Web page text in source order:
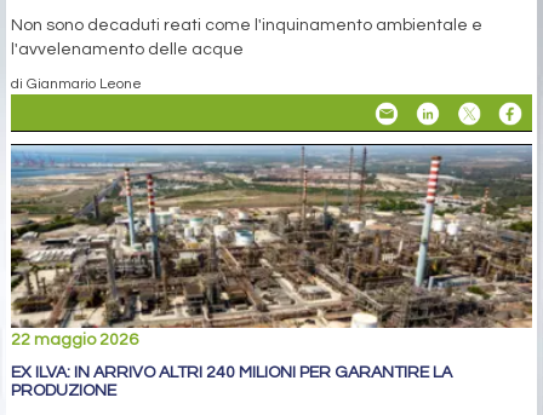
Non sono decaduti reati come l'inquinamento ambientale e
l'avvelenamento delle acque
di Gianmario Leone
22 maggio 2026
EX ILVA: IN ARRIVO ALTRI 240 MILIONI PER GARANTIRE LA
PRODUZIONE